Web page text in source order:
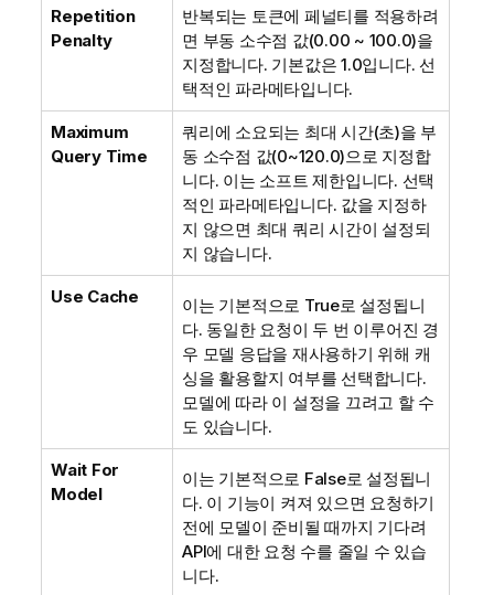
Repetition
Penalty
반복되는 토큰에 페널티를 적용하려
면 부동 소수점 값(0.00 ~ 100.0)을
지정합니다. 기본값은 1.0입니다. 선
택적인 파라메타입니다.
Maximum
Query Time
쿼리에 소요되는 최대 시간(초)을 부
동 소수점 값(0~120.0)으로 지정합
니다. 이는 소프트 제한입니다. 선택
적인 파라메타입니다. 값을 지정하
지 않으면 최대 쿼리 시간이 설정되
지 않습니다.
Use Cache
이는 기본적으로 True로 설정됩니
다. 동일한 요청이 두 번 이루어진 경
우 모델 응답을 재사용하기 위해 캐
싱을 활용할지 여부를 선택합니다.
모델에 따라 이 설정을 끄려고 할 수
도 있습니다.
Wait For
Model
이는 기본적으로 False로 설정됩니
다. 이 기능이 켜져 있으면 요청하기
전에 모델이 준비될 때까지 기다려
API에 대한 요청 수를 줄일 수 있습
니다.